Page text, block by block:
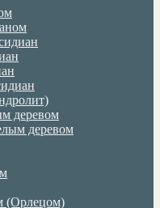
деревом
деревом
(Орлецом)